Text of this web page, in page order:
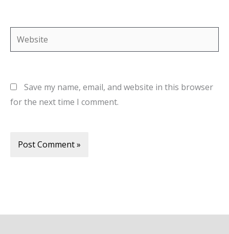
Website
Save my name, email, and website in this browser
for the next time I comment.